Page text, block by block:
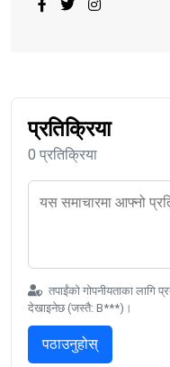
प्रतिक्रिया
0 प्रतिक्रिया
तपाईंको गोपनीयताका लागि
देखाइनेछ (जस्तै: B***)।
पठाउनुहोस्